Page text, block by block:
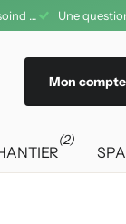
08 42 11 Une
Mon compte
(2)